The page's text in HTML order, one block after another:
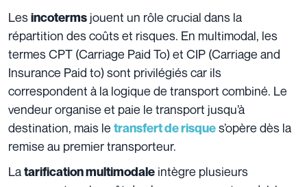
Lesincoterms jouent un rôle crucial dans la
répartition des coûts et risques. En multimodal, les
termes CPT (Carriage Paid To) et CIP (Carriage and
Insurance Paid to) sont privilégiés car ils
correspondent à la logique de transport combiné. Le
vendeur organise et paie le transport jusqu’à
destination, mais le transfert de risques’opère dès la
remise au premier transporteur.
Latarification multimodale intègre plusieurs